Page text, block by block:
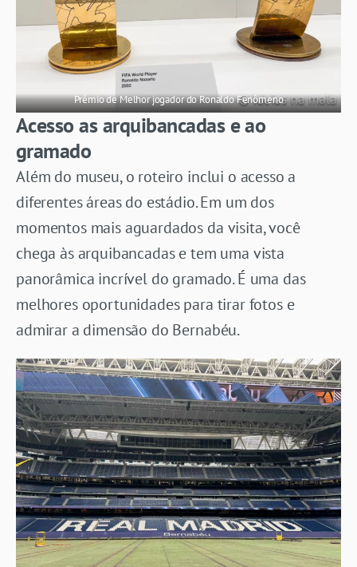
Prêmio de Melhor jogador do Ronaldo Fenômeno
Acesso as arquibancadas e ao
gramado
Além do museu, o roteiro inclui o acesso a
diferentes áreas do estádio. Em um dos
momentos mais aguardados da visita, você
chega às arquibancadas e tem uma vista
panorâmica incrível do gramado. É uma das
melhores oportunidades para tirar fotos e
admirar a dimensão do Bernabéu.